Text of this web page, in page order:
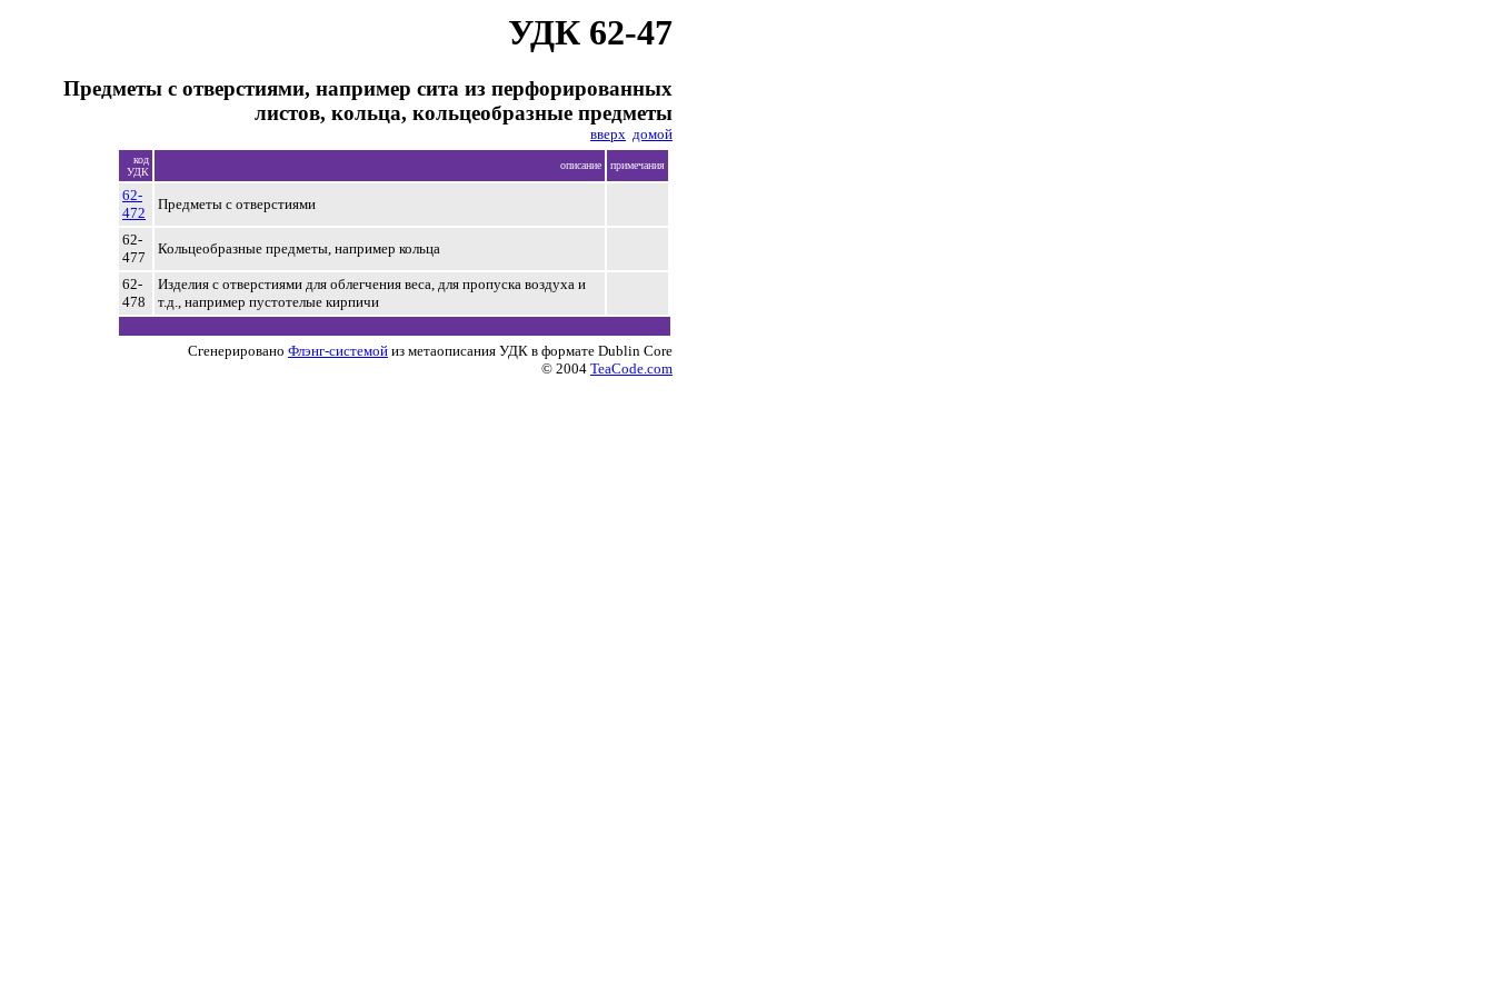
УДК 62-47
Предметы с отверстиями, например сита из перфорированных
листов, кольца, кольцеобразные предметы
вверх домой
код
УДК
описание примечания
62-
472
Предметы с отверстиями
62-
477
Кольцеобразные предметы, например кольца
62-
478
Изделия с отверстиями для облегчения веса, для пропуска воздуха и
т.д., например пустотелые кирпичи
Сгенерировано Флэнг-системой из метаописания УДК в формате Dublin Core
© 2004 TeaCode.com